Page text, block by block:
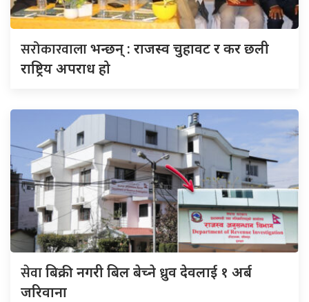
सरोकारवालाभन्छन् : राजस्व चुहावट र कर छली
राष्ट्रिय अपराध हो
सेवाबिक्री नगरी बिल बेच्ने ध्रुव देवलाई १ अर्ब
जरिवाना